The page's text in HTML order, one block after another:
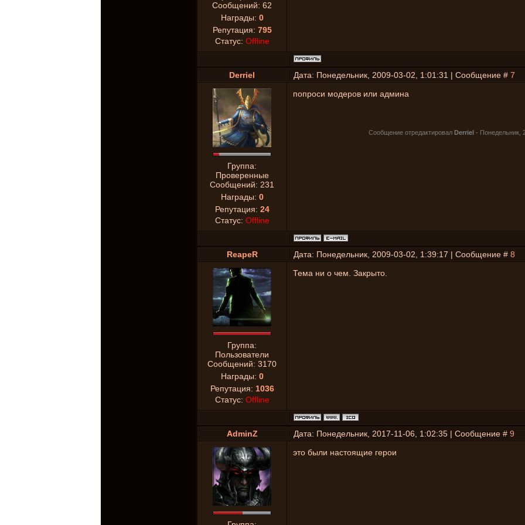
Сообщений: 62
Награды: 0
Репутация: 795
Статус: Offline
Derriel Дата: Понедельник, 2009-03-02, 1:01:31 | Сообщение # 7
Группа:
Проверенные
Сообщений: 231
Награды: 0
Репутация: 24
Статус: Offline
попроси модеров или админа
Сообщение отредактировал Derriel - Понедельник,
ReapeR Дата: Понедельник, 2009-03-02, 1:39:17 | Сообщение # 8
Группа:
Пользователи
Сообщений: 3170
Награды: 0
Репутация: 1036
Статус: Offline
Тема ни о чем. Закрыто.
AdminZ Дата: Понедельник, 2017-11-06, 1:02:35 | Сообщение # 9
это были настоящие герои